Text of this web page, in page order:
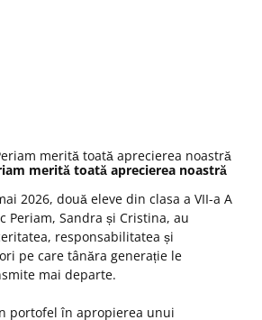
merită toată aprecierea noastră
2026, două eleve din clasa a VII-a A
Periam, Sandra și Cristina, au
responsabilitatea și
pe care tânăra generație le
mai departe.
portofel în apropierea unui